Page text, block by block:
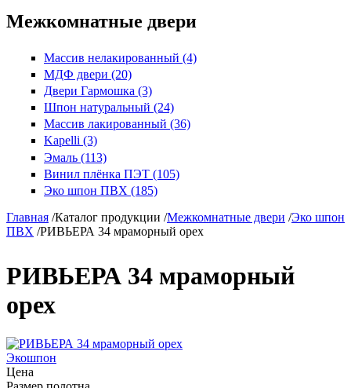
Межкомнатные двери
Массив нелакированный (4)
МДФ двери (20)
Двери Гармошка (3)
Шпон натуральный (24)
Массив лакированный (36)
Kapelli (3)
Эмаль (113)
Винил плёнка ПЭТ (105)
Эко шпон ПВХ (185)
Главная /Каталог продукции /Межкомнатные двери /Эко шпон
ПВХ /РИВЬЕРА 34 мраморный орех
РИВЬЕРА 34 мраморный
орех
Экошпон
Цена